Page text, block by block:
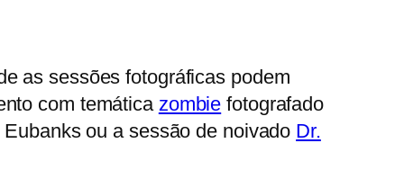
as sessões fotográficas podem
com temática zombie fotografado
ou a sessão de noivado Dr.